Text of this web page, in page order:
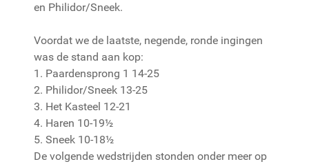
en Philidor/Sneek.
Voordat we de laatste, negende, ronde ingingen
was de stand aan kop:
1. Paardensprong 1 14-25
2. Philidor/Sneek 13-25
3. Het Kasteel 12-21
4. Haren 10-19½
5. Sneek 10-18½
De volgende wedstrijden stonden onder meer op